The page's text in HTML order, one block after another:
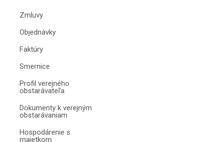
Zmluvy
Objednávky
Faktúry
Smernice
Profil verejného
obstarávateľa
Dokumenty k verejným
obstarávaniam
Hospodárenie s
majetkom